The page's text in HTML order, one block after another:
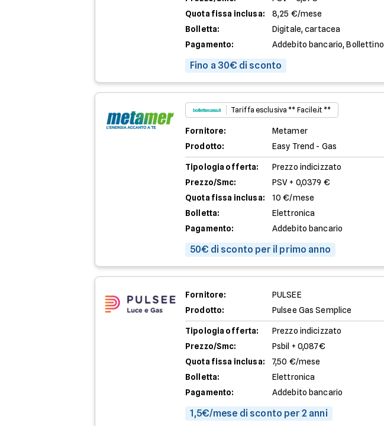
Quota fissa inclusa:
8,25 €/mese
Bolletta:
Digitale, cartacea
Pagamento:
Addebito bancario, Bollettino
Fino a 30€ di sconto
Tariffa esclusiva ** Facile.it **
Fornitore:
Metamer
Prodotto:
Easy Trend - Gas
Tipologia offerta:
Prezzo indicizzato
Prezzo/Smc:
PSV + 0,0379 €
Quota fissa inclusa:
10 €/mese
Bolletta:
Elettronica
Pagamento:
Addebito bancario
50€ di sconto per il primo anno
Fornitore:
PULSEE
Prodotto:
Pulsee Gas Semplice
Tipologia offerta:
Prezzo indicizzato
Prezzo/Smc:
Psbil + 0,087€
Quota fissa inclusa:
7,50 €/mese
Bolletta:
Elettronica
Pagamento:
Addebito bancario
1,5€/mese di sconto per 2 anni